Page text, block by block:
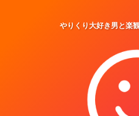
やりくり大好き男と楽